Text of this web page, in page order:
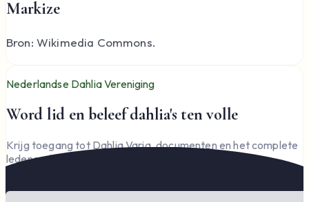
Markize
Bron: Wikimedia Commons.
Nederlandse Dahlia Vereniging
Word lid en beleef dahlia's ten volle
Krijg toegang tot Dahlia Varia, documenten en het complete
ledengedeelte — en steun de vereniging.